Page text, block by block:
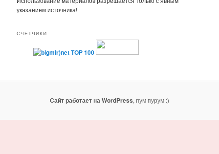
указанием источника!
СЧЁТЧИКИ
Сайт работает на WordPress, пум пурум :)